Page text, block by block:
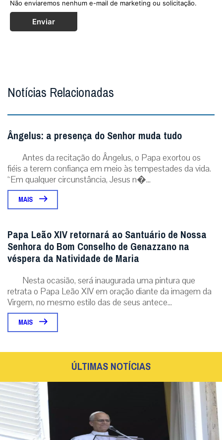
Não enviaremos nenhum e-mail de marketing ou solicitação.
Enviar
Notícias Relacionadas
Ângelus: a presença do Senhor muda tudo
Antes da recitação do Ângelus, o Papa exortou os
fiéis a terem confiança em meio às tempestades da vida.
“Em qualquer circunstância, Jesus n�...
MAIS
Papa Leão XIV retornará ao Santuário de Nossa
Senhora do Bom Conselho de Genazzano na
véspera da Natividade de Maria
Nesta ocasião, será inaugurada uma pintura que
retrata o Papa Leão XIV em oração diante da imagem da
Virgem, no mesmo estilo das de seus antece...
MAIS
ÚLTIMAS NOTÍCIAS